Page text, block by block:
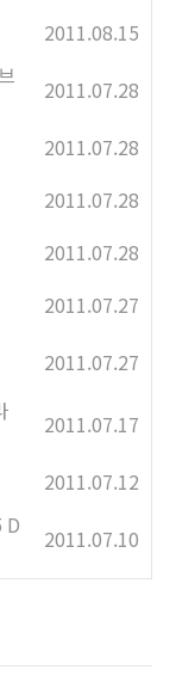
2011.08.15
2011.07.28
2011.07.28
2011.07.28
2011.07.28
2011.07.27
2011.07.27
2011.07.17
2011.07.12
D
2011.07.10